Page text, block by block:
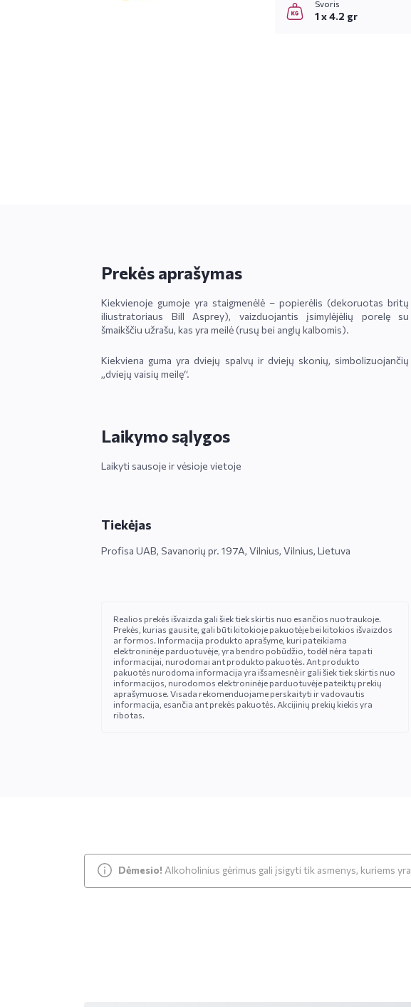
Svoris
1 x 4.2 gr
Prekės aprašymas
Kiekvienoje gumoje yra staigmenėlė – popierėlis (dekoruotas britų
iliustratoriaus Bill Asprey), vaizduojantis įsimylėjėlių porelę su
šmaikščiu užrašu, kas yra meilė (rusų bei anglų kalbomis).
Kiekviena guma yra dviejų spalvų ir dviejų skonių, simbolizuojančių
„dviejų vaisių meilę“.
Laikymo sąlygos
Laikyti sausoje ir vėsioje vietoje
Tiekėjas
Profisa UAB, Savanorių pr. 197A, Vilnius, Vilnius, Lietuva
Realios prekės išvaizda gali šiek tiek skirtis nuo esančios nuotraukoje.
Prekės, kurias gausite, gali būti kitokioje pakuotėje bei kitokios išvaizdos
ar formos. Informacija produkto aprašyme, kuri pateikiama
elektroninėje parduotuvėje, yra bendro pobūdžio, todėl nėra tapati
informacijai, nurodomai ant produkto pakuotės. Ant produkto
pakuotės nurodoma informacija yra išsamesnė ir gali šiek tiek skirtis nuo
informacijos, nurodomos elektroninėje parduotuvėje pateiktų prekių
aprašymuose. Visada rekomenduojame perskaityti ir vadovautis
informacija, esančia ant prekės pakuotės. Akcijinių prekių kiekis yra
ribotas.
Dėmesio! Alkoholinius gėrimus gali įsigyti tik asmenys, kuriems yra